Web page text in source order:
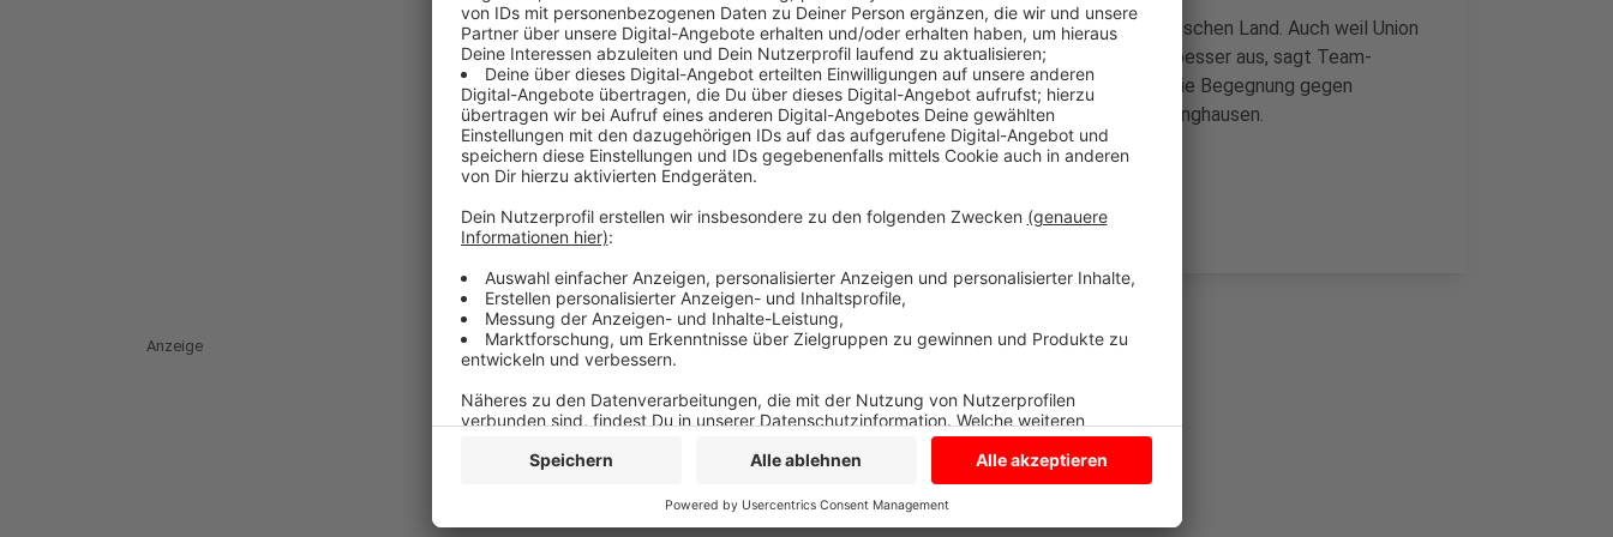
Das Team ist heute Außenseiter gegen Wipperfeld aus dem Bergischen Land. Auch weil Union
nicht in Bestbesetzung antritt. Das sieht morgen gegen Refrath besser aus, sagt Team-
Manager Michael Schnaase. Er rechnet mit einem Punktgewinn. Die Begegnung gegen
Wipperfeld beginnt heute um 17 Uhr in der 3-Burgen-Arena in Lüdinghausen.
Anzeige
Anzeige